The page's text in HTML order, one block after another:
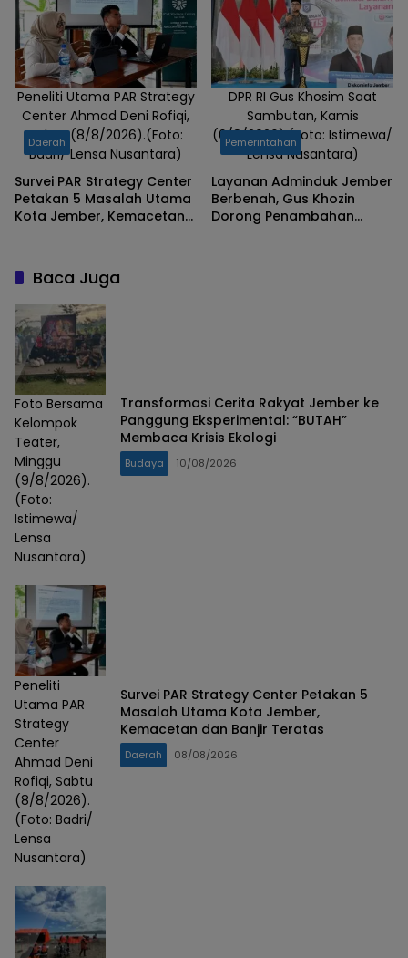
Peneliti Utama PAR Strategy
Center Ahmad Deni Rofiqi,
Sabtu (8/8/2026).(Foto:
Badri/ Lensa Nusantara)
Daerah
Survei PAR Strategy Center
Petakan 5 Masalah Utama
Kota Jember, Kemacetan
DPR RI Gus Khosim Saat
Sambutan, Kamis
(6/8/2026).(Foto: Istimewa/
Lensa Nusantara)
Pemerintahan
Layanan Adminduk Jember
Berbenah, Gus Khozin
Dorong Penambahan
Baca Juga
Foto Bersama
Kelompok
Teater,
Minggu
(9/8/2026).
(Foto:
Istimewa/
Lensa
Nusantara)
Transformasi Cerita Rakyat Jember ke
Panggung Eksperimental: “BUTAH”
Membaca Krisis Ekologi
Budaya 10/08/2026
Peneliti
Utama PAR
Strategy
Center
Ahmad Deni
Rofiqi, Sabtu
(8/8/2026).
(Foto: Badri/
Lensa
Nusantara)
Survei PAR Strategy Center Petakan 5
Masalah Utama Kota Jember,
Kemacetan dan Banjir Teratas
Daerah 08/08/2026